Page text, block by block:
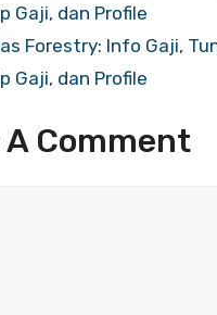
Gaji, dan Profile
Forestry: Info Gaji,
Gaji, dan Profile
A Comment